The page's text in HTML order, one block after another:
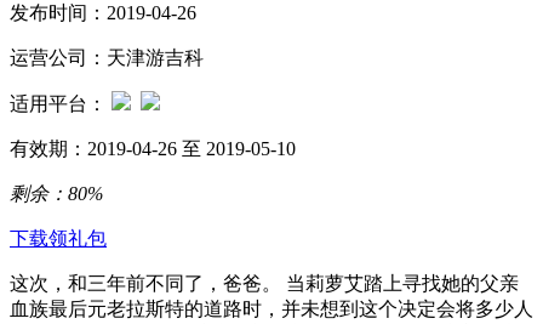
发布时间：2019-04-26
运营公司：天津游吉科
适用平台：
有效期：2019-04-26 至 2019-05-10
剩余： 80%
下载领礼包
这次，和三年前不同了，爸爸。 当莉萝艾踏上寻找她的父亲
血族最后元老拉斯特的道路时，并未想到这个决定会将多少人